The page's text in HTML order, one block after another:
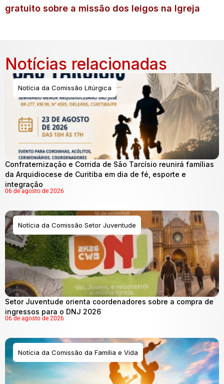
gratuito sobre a missão dos leigos na Igreja
Notícias relacionadas
Notícia da Comissão Litúrgica
Confraternização e Corrida de São Tarcísio reunirá famílias
da Arquidiocese de Curitiba em dia de fé, esporte e
integração
06 de agosto de 2026
Notícia da Comissão Setor Juventude
Setor Juventude orienta coordenadores sobre a compra de
ingressos para o DNJ 2026
06 de agosto de 2026
Notícia da Comissão da Família e Vida